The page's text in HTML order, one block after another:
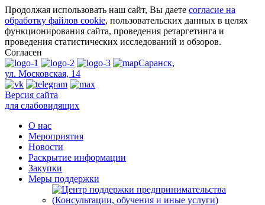
Продолжая использовать наш сайт, Вы даете согласие на
обработку файлов cookie, пользовательских данных в целях
функционирования сайта, проведения ретаргетинга и
проведения статистических исследований и обзоров.
Согласен
Саранск,
ул. Московская, 14
Версия сайта
для слабовидящих
О нас
Мероприятия
Новости
Раскрытие информации
Закупки
Меры поддержки